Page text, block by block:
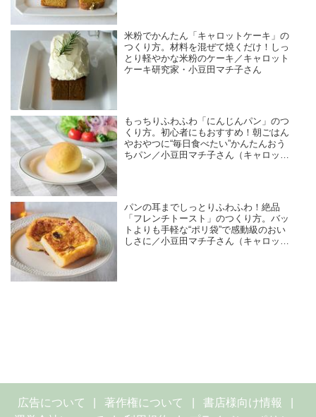
米粉でかんたん「キャロットケーキ」の
つくり方。材料を混ぜて焼くだけ！しっ
とり軽やかな米粉のケーキ／キャロット
ケーキ研究家・小豆田マチ子さん
もっちりふわふわ「にんじんパン」のつ
くり方。初心者にもおすすめ！朝ごはん
やおやつに“毎日食べたい”かんたんおう
ちパン／小豆田マチ子さん（キャロット
パンの耳までしっとりふわふわ！絶品
「フレンチトースト」のつくり方。バッ
トよりも手軽な“ポリ袋”で感動級のおい
しさに／小豆田マチ子さん（キャロット
広告について 著作権について
書店様向け情報